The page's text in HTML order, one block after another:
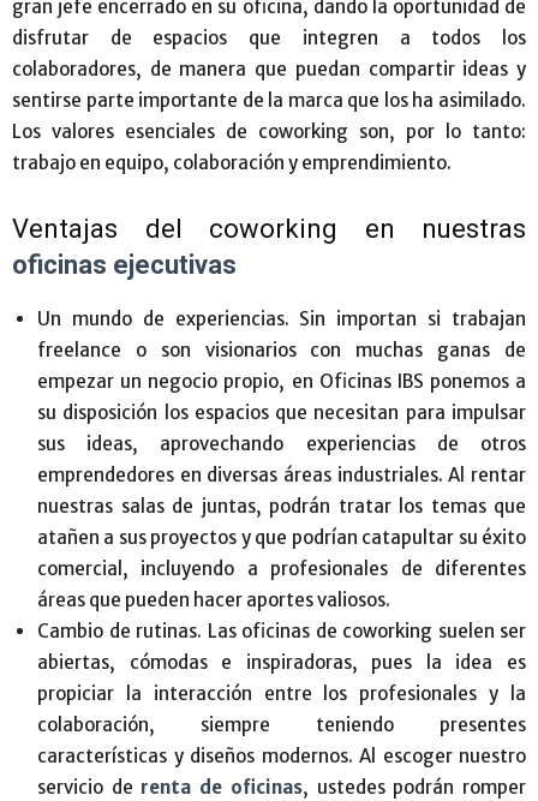
gran jefe encerrado en su oficina, dando la oportunidad de
disfrutar de espacios que integren a todos los
colaboradores, de manera que puedan compartir ideas y
sentirse parte importante de la marca que los ha asimilado.
Los valores esenciales de coworking son, por lo tanto:
trabajo en equipo, colaboración y emprendimiento.
Ventajas del coworking en nuestras
oficinas ejecutivas
Un mundo de experiencias. Sin importan si trabajan
freelance o son visionarios con muchas ganas de
empezar un negocio propio, en Oficinas IBS ponemos a
su disposición los espacios que necesitan para impulsar
sus ideas, aprovechando experiencias de otros
emprendedores en diversas áreas industriales. Al rentar
nuestras salas de juntas, podrán tratar los temas que
atañen a sus proyectos y que podrían catapultar su éxito
comercial, incluyendo a profesionales de diferentes
áreas que pueden hacer aportes valiosos.
Cambio de rutinas. Las oficinas de coworking suelen ser
abiertas, cómodas e inspiradoras, pues la idea es
propiciar la interacción entre los profesionales y la
colaboración, siempre teniendo presentes
características y diseños modernos. Al escoger nuestro
servicio de renta de oficinas, ustedes podrán romper